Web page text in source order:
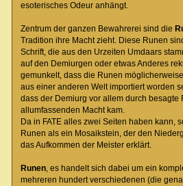
esoterisches Odeur anhängt.
Zentrum der ganzen Bewahrerei sind die
Tradition ihre Macht zieht. Diese Runen
Schrift, die aus den Urzeiten Umdaars
auf den Demiurgen oder etwas Anderes
gemunkelt, dass die Runen
aus einer anderen Welt importiert worden
dass der Demiurg vor allem durch besagte
allumfassenden Macht kam.
Da in FATE alles zwei Seiten haben kann,
Runen als ein Mosaikstein, der den
das Aufkommen der Meister erklärt.
Runen, es handelt sich dabei um ein
mehreren hundert verschiedenen (die